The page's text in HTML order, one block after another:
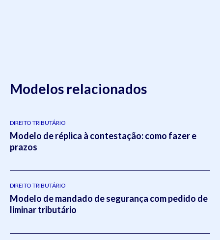
Modelos relacionados
DIREITO TRIBUTÁRIO
Modelo de réplica à contestação: como fazer e
prazos
DIREITO TRIBUTÁRIO
Modelo de mandado de segurança com pedido de
liminar tributário